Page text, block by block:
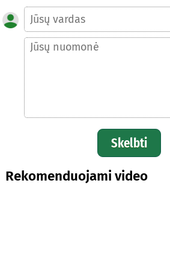
Skelbti
Rekomenduojami video